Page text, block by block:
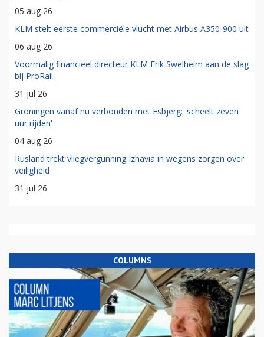
05 aug 26
KLM stelt eerste commerciële vlucht met Airbus A350-900 uit
06 aug 26
Voormalig financieel directeur KLM Erik Swelheim aan de slag
bij ProRail
31 jul 26
Groningen vanaf nu verbonden met Esbjerg: 'scheelt zeven
uur rijden'
04 aug 26
Rusland trekt vliegvergunning Izhavia in wegens zorgen over
veiligheid
31 jul 26
COLUMNS